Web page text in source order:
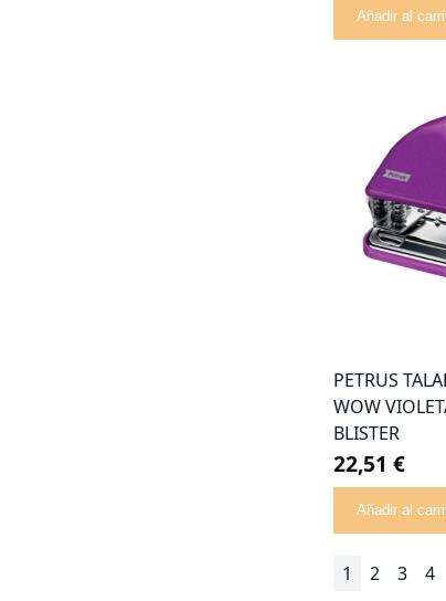
Añadir al
PETRUS
WOW
BLISTER
22,51 €
Añadir al
Página
1 Página
2 Página
3 4